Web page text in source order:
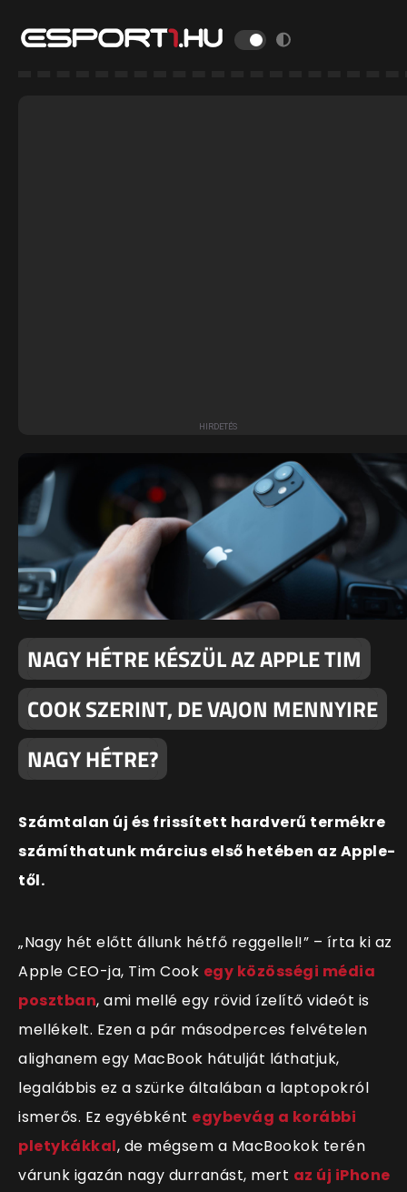
NAGY HÉTRE KÉSZÜL AZ APPLE TIM
COOK SZERINT, DE VAJON MENNYIRE
NAGY HÉTRE?
Számtalan új és frissített hardverű termékre
számíthatunk március első hetében az Apple-
től.
„Nagy hét előtt állunk hétfő reggellel!” – írta ki az
Apple CEO-ja, Tim Cook egy közösségi média
posztban, ami mellé egy rövid ízelítő videót is
mellékelt. Ezen a pár másodperces felvételen
alighanem egy MacBook hátulját láthatjuk,
legalábbis ez a szürke általában a laptopokról
ismerős. Ez egyébként egybevág a korábbi
pletykákkal, de mégsem a MacBookok terén
várunk igazán nagy durranást, mert az új iPhone